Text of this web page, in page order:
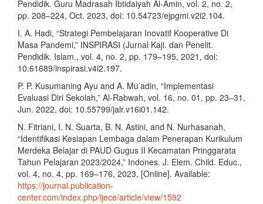
Pendidik. Guru Madrasah Ibtidaiyah Al-Amin, vol. 2, no. 2,
pp. 208–224, Oct. 2023, doi: 10.54723/ejpgmi.v2i2.104.
I. A. Hadi, “Strategi Pembelajaran Inovatif Kooperative Di
Masa Pandemi,” INSPIRASI (Jurnal Kaji. dan Penelit.
Pendidik. Islam., vol. 4, no. 2, pp. 179–195, 2021, doi:
10.61689/inspirasi.v4i2.197.
P. P. Kusumaning Ayu and A. Mu’adin, “Implementasi
Evaluasi Diri Sekolah,” Al-Rabwah, vol. 16, no. 01, pp. 23–31,
Jun. 2022, doi: 10.55799/jalr.v16i01.142.
N. Fitriani, I. N. Suarta, B. N. Astini, and N. Nurhasanah,
“Identifikasi Kesiapan Lembaga dalam Penerapan Kurikulum
Merdeka Belajar di PAUD Gugus II Kecamatan Pringgarata
Tahun Pelajaran 2023/2024,” Indones. J. Elem. Child. Educ.,
vol. 4, no. 4, pp. 169–176, 2023, [Online]. Available:
https://journal.publication-
center.com/index.php/ijece/article/view/1592